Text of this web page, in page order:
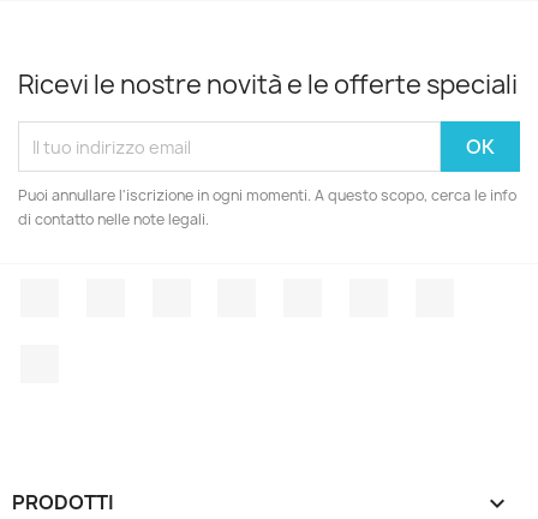
Ricevi le nostre novità e le offerte speciali
Puoi annullare l'iscrizione in ogni momenti. A questo scopo, cerca le info
di contatto nelle note legali.
PRODOTTI 